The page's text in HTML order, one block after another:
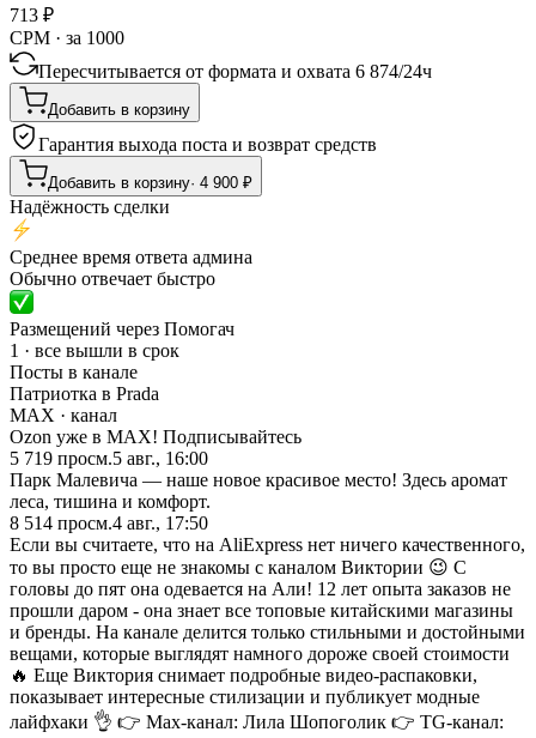
713 ₽
CPM · за 1000
Пересчитывается от формата и охвата 6 874/24ч
Добавить в корзину
Гарантия выхода поста и возврат средств
Добавить в корзину· 4 900 ₽
Надёжность сделки
Среднее время ответа админа
Обычно отвечает быстро
Размещений через Помогач
1 · все вышли в срок
Посты в канале
Патриотка в Prada
MAX · канал
Ozon уже в MAX! Подписывайтесь
5 719 просм.5 авг., 16:00
Парк Малевича — наше новое красивое место! Здесь аромат
леса, тишина и комфорт.
8 514 просм.4 авг., 17:50
Если вы считаете, что на AliExpress нет ничего качественного,
то вы просто еще не знакомы с каналом Виктории 😉 С
головы до пят она одевается на Али! 12 лет опыта заказов не
прошли даром - она знает все топовые китайскими магазины
и бренды. На канале делится только стильными и достойными
вещами, которые выглядят намного дороже своей стоимости
🔥 Еще Виктория снимает подробные видео-распаковки,
показывает интересные стилизации и публикует модные
лайфхаки 👌 👉 Max-канал: Лила Шопоголик 👉 TG-канал: